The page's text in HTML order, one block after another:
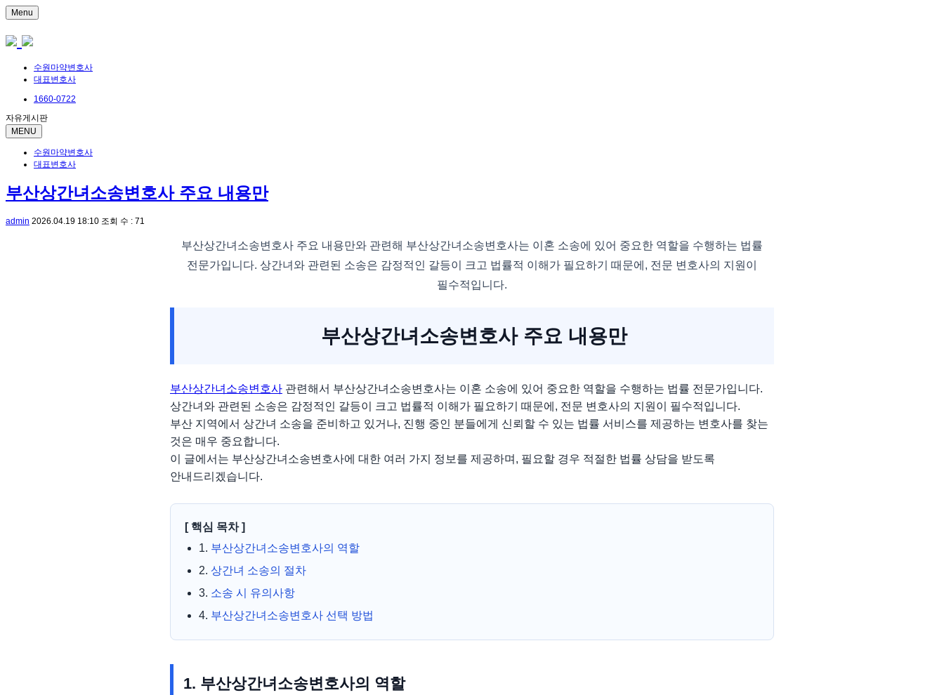
Menu
수원마약변호사
대표변호사
1660-0722
자유게시판
MENU
수원마약변호사
대표변호사
부산상간녀소송변호사 주요 내용만
admin 2026.04.19 18:10 조회 수 : 71
부산상간녀소송변호사 주요 내용만와 관련해 부산상간녀소송변호사는 이혼 소송에 있어 중요한 역할을 수행하는 법률
전문가입니다. 상간녀와 관련된 소송은 감정적인 갈등이 크고 법률적 이해가 필요하기 때문에, 전문 변호사의 지원이
필수적입니다.
부산상간녀소송변호사 주요 내용만
부산상간녀소송변호사 관련해서 부산상간녀소송변호사는 이혼 소송에 있어 중요한 역할을 수행하는 법률 전문가입니다.
상간녀와 관련된 소송은 감정적인 갈등이 크고 법률적 이해가 필요하기 때문에, 전문 변호사의 지원이 필수적입니다.
부산 지역에서 상간녀 소송을 준비하고 있거나, 진행 중인 분들에게 신뢰할 수 있는 법률 서비스를 제공하는 변호사를 찾는
것은 매우 중요합니다.
이 글에서는 부산상간녀소송변호사에 대한 여러 가지 정보를 제공하며, 필요할 경우 적절한 법률 상담을 받도록
안내드리겠습니다.
[ 핵심 목차 ]
1. 부산상간녀소송변호사의 역할
2. 상간녀 소송의 절차
3. 소송 시 유의사항
4. 부산상간녀소송변호사 선택 방법
1. 부산상간녀소송변호사의 역할